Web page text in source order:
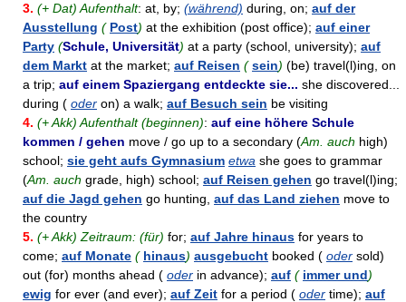
3. (+ Dat) Aufenthalt: at, by; (während) during, on; auf der
Ausstellung ( Post) at the exhibition (post office); auf einer
Party (Schule, Universität) at a party (school, university); auf
dem Markt at the market; auf Reisen ( sein) (be) travel(l)ing, on
a trip; auf einem Spaziergang entdeckte sie... she discovered...
during ( oder on) a walk; auf Besuch sein be visiting
4. (+ Akk) Aufenthalt (beginnen): auf eine höhere Schule
kommen / gehen move / go up to a secondary (Am. auch high)
school; sie geht aufs Gymnasium etwa she goes to grammar
(Am. auch grade, high) school; auf Reisen gehen go travel(l)ing;
auf die Jagd gehen go hunting, auf das Land ziehen move to
the country
5. (+ Akk) Zeitraum: (für) for; auf Jahre hinaus for years to
come; auf Monate ( hinaus) ausgebucht booked ( oder sold)
out (for) months ahead ( oder in advance); auf ( immer und)
ewig for ever (and ever); auf Zeit for a period ( oder time); auf